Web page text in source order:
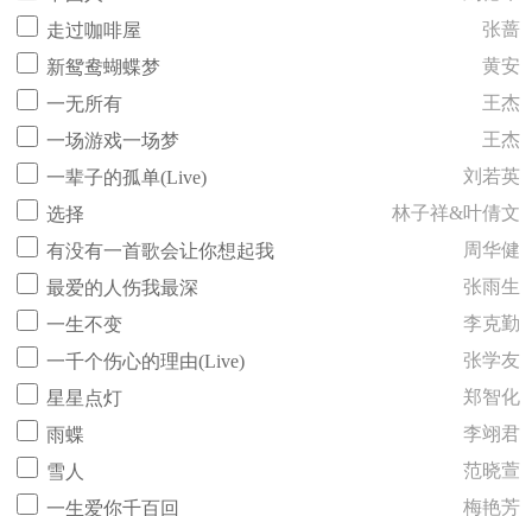
走过咖啡屋
张蔷
新鸳鸯蝴蝶梦
黄安
一无所有
王杰
一场游戏一场梦
王杰
一辈子的孤单(Live)
刘若英
选择
林子祥&叶倩文
有没有一首歌会让你想起我
周华健
最爱的人伤我最深
张雨生
一生不变
李克勤
一千个伤心的理由(Live)
张学友
星星点灯
郑智化
雨蝶
李翊君
雪人
范晓萱
一生爱你千百回
梅艳芳